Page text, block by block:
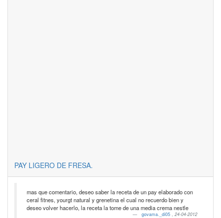
PAY LIGERO DE FRESA.
mas que comentario, deseo saber la receta de un pay elaborado con
ceral fitnes, yourgt natural y grenetina el cual no recuerdo bien y
deseo volver hacerlo, la receta la tome de una media crema nestle
govama._di05 , 24-04-2012